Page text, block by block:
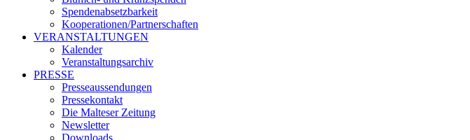
Spendenabsetzbarkeit
Kooperationen/Partnerschaften
VERANSTALTUNGEN
Kalender
Veranstaltungsarchiv
PRESSE
Presseaussendungen
Pressekontakt
Die Malteser Zeitung
Newsletter
Downloads